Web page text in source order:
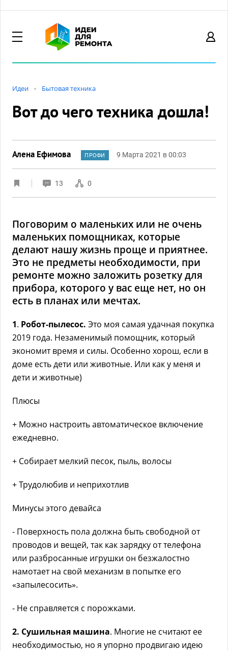
Идеи Бытовая техника
Вот до чего техника дошла!
Алена Ефимова ПРОФИ 9 Марта 2021 в 00:03
13 0
Поговорим о маленьких или не очень
маленьких помощниках, которые
делают нашу жизнь проще и приятнее.
Это не предметы необходимости, при
ремонте можно заложить розетку для
прибора, которого у вас еще нет, но он
есть в планах или мечтах.
1. Робот-пылесос. Это моя самая удачная покупка
2019 года. Незаменимый помощник, который
экономит время и силы. Особенно хорош, если в
доме есть дети или животные. Или как у меня и
дети и животные)
Плюсы
+ Можно настроить автоматическое включение
ежедневно.
+ Собирает мелкий песок, пыль, волосы
+ Трудолюбив и неприхотлив
Минусы этого девайса
- Поверхность пола должна быть свободной от
проводов и вещей, так как зарядку от телефона
или разбросанные игрушки он безжалостно
намотает на свой механизм в попытке его
«запылесосить».
- Не справляется с порожками.
2. Сушильная машина. Многие не считают ее
необходимостью, но я упорно продвигаю идею